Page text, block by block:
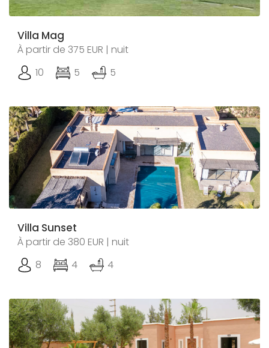
Villa Mag
À partir de 375 EUR | nuit
10
5 5
Villa Sunset
À partir de 380 EUR | nuit
8
4 4